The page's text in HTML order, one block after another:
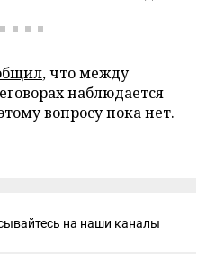
, что между
наблюдается
вопросу пока нет.
на наши каналы